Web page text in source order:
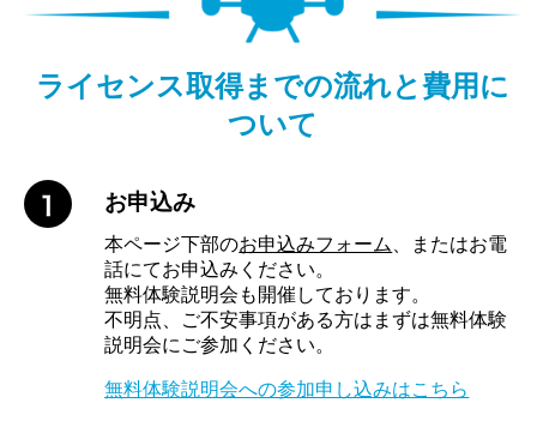
ライセンス取得までの流れと費用に
ついて
お申込み
本ページ下部のお申込みフォーム、またはお電
話にてお申込みください。
無料体験説明会も開催しております。
不明点、ご不安事項がある方はまずは無料体験
説明会にご参加ください。
無料体験説明会への参加申し込みはこちら